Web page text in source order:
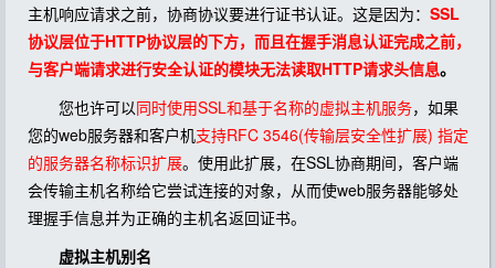
主机响应请求之前，协商协议要进行证书认证。这是因为： SSL
协议层位于HTTP协议层的下方，而且在握手消息认证完成之前，
与客户端请求进行安全认证的模块无法读取HTTP请求头信息。
您也许可以同时使用SSL和基于名称的虚拟主机服务，如果
您的web服务器和客户机支持RFC 3546(传输层安全性扩展) 指定
的服务器名称标识扩展。使用此扩展，在SSL协商期间，客户端
会传输主机名称给它尝试连接的对象，从而使web服务器能够处
理握手信息并为正确的主机名返回证书。
虚拟主机别名